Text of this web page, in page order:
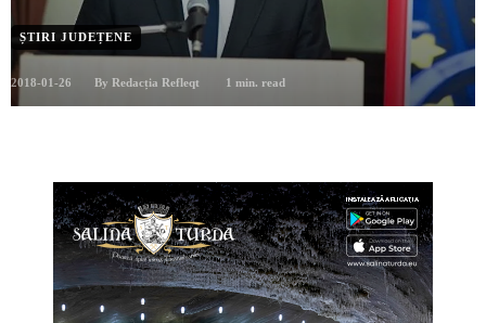
ȘTIRI JUDEȚENE
2018-01-26 By Redacția Refleqt 1 min. read